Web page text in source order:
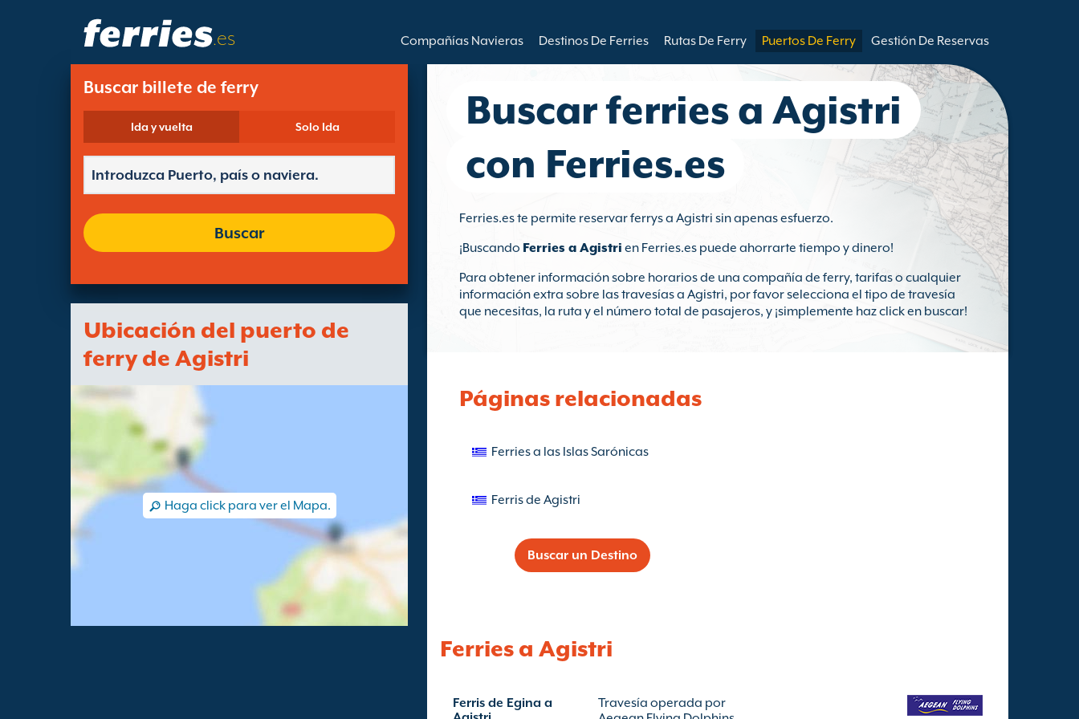
.es Compañías Navieras Destinos De Ferries Rutas De Ferry Puertos De Ferry Gestión De Reservas
Buscar billete de ferry
Ida y vuelta Solo Ida
Buscar
Ubicación del puerto de
ferry de Agistri
Haga click para ver el Mapa.
Buscar ferries a Agistri
con Ferries.es
Ferries.es te permite reservar ferrys a Agistri sin apenas esfuerzo.
¡Buscando Ferries a Agistri en Ferries.es puede ahorrarte tiempo y dinero!
Para obtener información sobre horarios de una compañía de ferry, tarifas o cualquier
información extra sobre las travesías a Agistri, por favor selecciona el tipo de travesía
que necesitas, la ruta y el número total de pasajeros, y ¡simplemente haz click en buscar!
Ferries a Agistri
Ferris de Egina a
Travesía operada por
Páginas relacionadas
Ferries a las Islas Sarónicas
Ferris de Agistri
Buscar un Destino